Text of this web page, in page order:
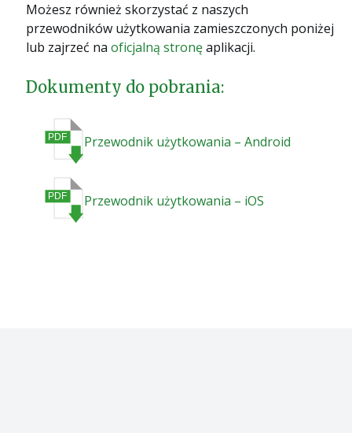
Możesz również skorzystać z naszych
przewodników użytkowania zamieszczonych poniżej
lub zajrzeć na oficjalną stronęaplikacji.
Dokumenty do pobrania:
Przewodnik użytkowania – Android
Przewodnik użytkowania – iOS